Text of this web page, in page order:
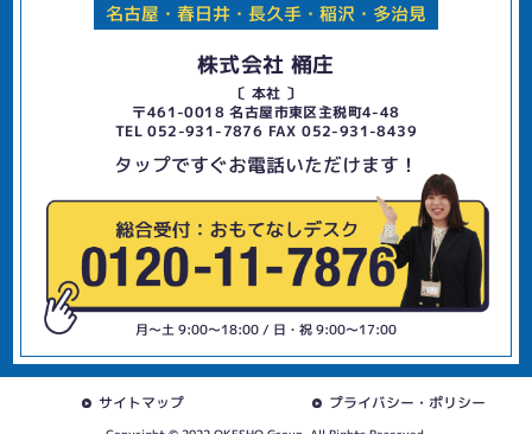
名古屋・春日井・長久手・稲沢・多治見
株式会社 桶庄
〔 本社 〕
〒461-0018 名古屋市東区主税町4-48
TEL 052-931-7876 FAX 052-931-8439
タップですぐお電話いただけます！
月〜土 9:00〜18:00 / 日・祝 9:00〜17:00
サイトマップ プライバシー・ポリシー